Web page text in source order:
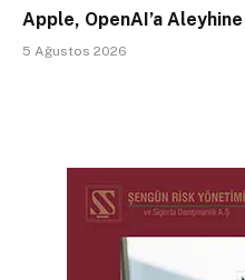
Apple, OpenAI’a
5 Ağustos 2026